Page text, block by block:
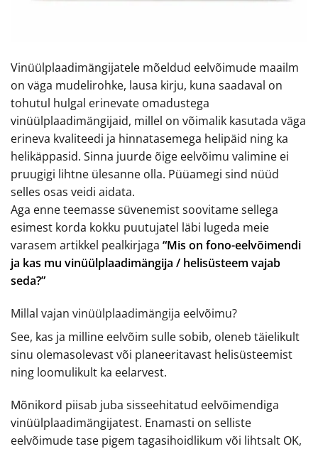
Vinüülplaadimängijatele mõeldud eelvõimude maailm
on väga mudelirohke, lausa kirju, kuna saadaval on
tohutul hulgal erinevate omadustega
vinüülplaadimängijaid, millel on võimalik kasutada väga
erineva kvaliteedi ja hinnatasemega helipäid ning ka
helikäppasid. Sinna juurde õige eelvõimu valimine ei
pruugigi lihtne ülesanne olla. Püüamegi sind nüüd
selles osas veidi aidata.
Aga enne teemasse süvenemist soovitame sellega
esimest korda kokku puutujatel läbi lugeda meie
varasem artikkel pealkirjaga “Mis on fono-eelvõimendi
ja kas mu vinüülplaadimängija / helisüsteem vajab
seda?”
Millal vajan vinüülplaadimängija eelvõimu?
See, kas ja milline eelvõim sulle sobib, oleneb täielikult
sinu olemasolevast või planeeritavast helisüsteemist
ning loomulikult ka eelarvest.
Mõnikord piisab juba sisseehitatud eelvõimendiga
vinüülplaadimängijatest. Enamasti on selliste
eelvõimude tase pigem tagasihoidlikum või lihtsalt OK,